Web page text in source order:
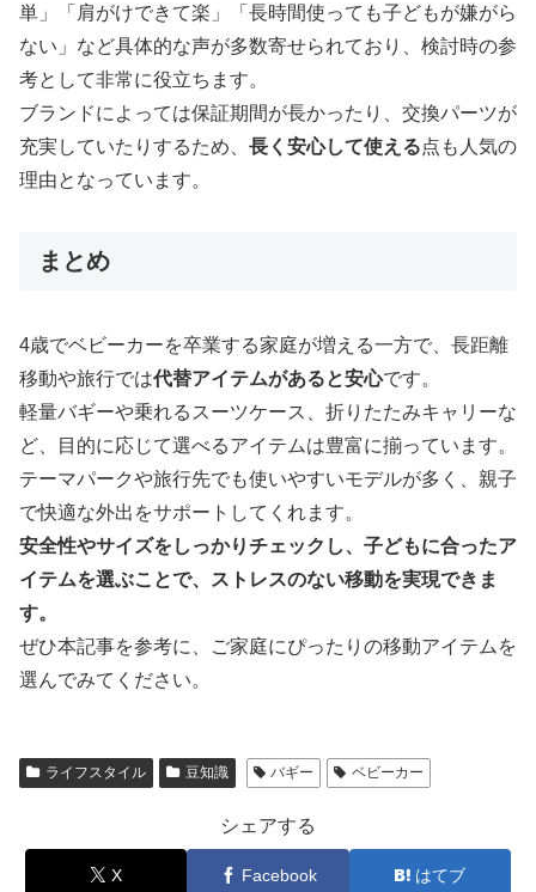
単」「肩がけできて楽」「長時間使っても子どもが嫌がら
ない」など具体的な声が多数寄せられており、検討時の参
考として非常に役立ちます。
ブランドによっては保証期間が長かったり、交換パーツが
充実していたりするため、 長く安心して使える点も人気の
理由となっています。
まとめ
4歳でベビーカーを卒業する家庭が増える一方で、長距離
移動や旅行では代替アイテムがあると安心です。
軽量バギーや乗れるスーツケース、折りたたみキャリーな
ど、目的に応じて選べるアイテムは豊富に揃っています。
テーマパークや旅行先でも使いやすいモデルが多く、親子
で快適な外出をサポートしてくれます。
安全性やサイズをしっかりチェックし、子どもに合ったア
イテムを選ぶことで、ストレスのない移動を実現できま
す。
ぜひ本記事を参考に、ご家庭にぴったりの移動アイテムを
選んでみてください。
ライフスタイル 豆知識 バギー ベビーカー
シェアする
X Facebook はてブ